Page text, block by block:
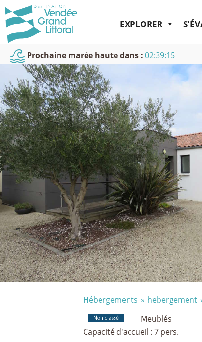
EXPLORER
Prochaine marée haute dans : 02:39:14
Hébergements hebergement
Meublés
Capacité d'accueil : 7 pers.